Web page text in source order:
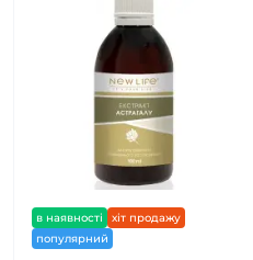
в наявності
хіт продажу
популярний